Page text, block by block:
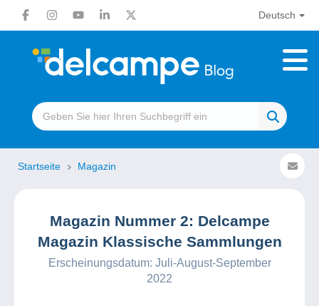
Deutsch
Startseite Magazin
Magazin Nummer 2: Delcampe
Magazin Klassische Sammlungen
Erscheinungsdatum: Juli-August-September
2022